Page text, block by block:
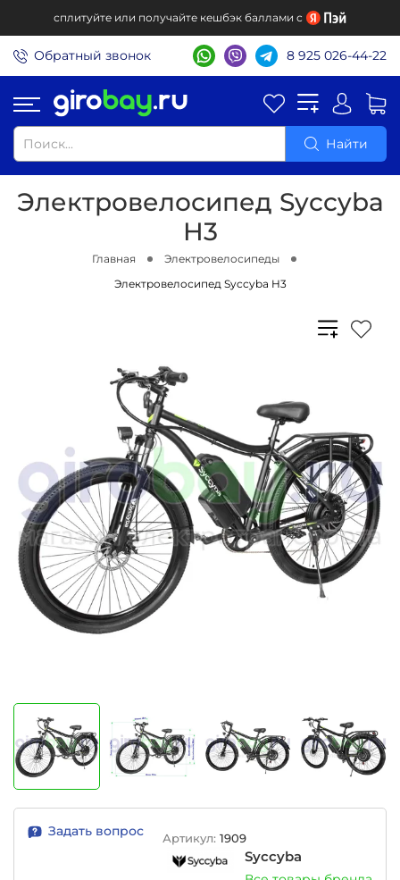
сплитуйте или получайте кешбэк баллами с
Обратный звонок 8 925 026-44-22
Найти
Электровелосипед Syccyba
H3
Главная
Электровелосипеды
Электровелосипед Syccyba H3
Задать вопрос Артикул: 1909
Syccyba